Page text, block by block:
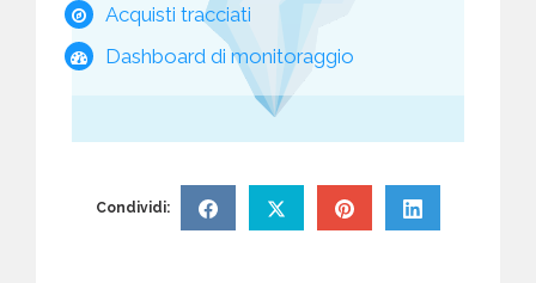
Acquisti tracciati
Dashboard di monitoraggio
Condividi: